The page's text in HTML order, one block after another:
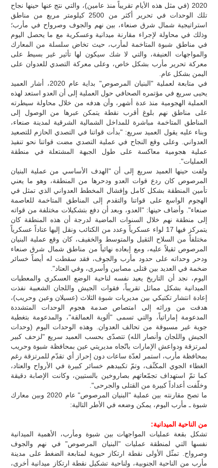
2020 (في مثل هذه الأيام تقريباً منذ عامين)، والتي نتج عنها حينها نجاح
تلك الوحدات في تحرير أكثر من 2500 كيلومتر مربع من مناطق
استراتيجية شمال شرق صنعاء، بين نهم والجوف وصرواح في مأرب؛
وذلك في محاولة لإجراء مقارنة ميدانية وعسكرية مع ما يحصل اليوم
في مناطق شبوة المتاخمة لمأرب، حيث تخاض سلسلة من المعارك
والمواجهات العنيفة، والتي لا شك سيكون لها تأثير غير بسيط على
معركة تحرير مأرب بشكل خاص، وعلى معركة التصدي للعدوان على
اليمن بشكل عام.
في متابعة لعملية "البنيان المرصوص" بداية عام 2020، أشار العميد
يحيى سريع في مؤتمره الصحافي حول العملية إلى أن العدو استعد لهذه
العملية الهجومية منذ عدة أشهر، وأن هدفه من خلال محاولة سيطرته
على مناطق نهم بلوغ أقرب نقطة يتمكن عبرها من الوصول إلى
المناطق المتاخمة مباشرة للمداخل الشمالية الشرقية لمدينة صنعاء،
وبناء عليه يقول العميد سريع: "بدأت قواتنا في التصدي الحازم للتصعيد
العدواني. وعلى وقع النجاح في عملية التصدي مضت قواتنا نحو تنفيذ
عملية هجومية معاكسة على طول الجبهة المشتعلة في منطقة
العمليات".
ولفت حينها العميد سريع إلى أن "الهدف الأساسي من عملية البنيان
المرصوص كان ردع قوات العدو ودحرها من المنطقة، وهو ما يعني
تأمين المنطقة بشكل كامل وإفشال المخطط العدواني الذي تمثل في
الهجوم الواسع على قواتنا والتقدم إلى المناطق المتاخمة للعاصمة
صنعاء". وأضاف حينها: "العدو، وبعد أن دفع بتشكيلات مختلفة من قواته
إلى منطقة نهم خلال السنوات الماضية لدرجة أن هذه المنطقة كان
يتمركز فيها 17 لواء عسكرياً وعدد من الكتائب ونقل إليها عتاداً عسكرياً
مختلفاً من السلاح الثقيل والمتوسط والخفيف، كان وقع عملية البنيان
المرصوص ثقيلاً عليه، ومع إبعاده نهائياً من مناطق شمال شرق صنعاء
ودحر وحداته على حدود مأرب والجوف، فقد سقطت له أيضاً خسائر
ضخمة في العديد بين قتلى مصابين وأسرى، وفي العتاد".
اليوم، نجد أن التاريخ يعيد نفسه لناحية الوضع العسكري والمعطيات
الميدانية بشكل مماثل تقريباً، فقوات الجيش واللجان الشعبية نفذت
إعادة انتشار تكتيكي بين مديريات شبوة الثلاث (عسيلان وعين وحريب)،
هدفت من ورائه إلى امتصاص صدمة هجوم الوحدات المتشددة
المدعومة إماراتياً، والتي تسمى "ألوية العمالقة"، والمدعومة بتغطية
جوية غير مسبوقة من تحالف العدوان. وهذه الوحدات اليوم (وحدات
الجيش واللجان وأنصار الله) تتصدّى بحسب العميد سريع "لزحف كبير
لمرتزقة ودواعش الإمارات باتّجاه مديريتي عين بمحافظة شبوة وحريب
بمحافظة مأرب، استمر لعدّة ساعات دون إحراز أي تقدّم للمرتزقة رغم
الغطاء الجوي المكثّف، وتمّ تكبيدهم خسائر كبيرة في الأرواح والعتاد،
كما تمّ استهداف تجمّعاتهم بصاروخين بالستيين، وكانت الإصابة دقيقة
وخلّفت أعداداً كبيرة من القتلى والجرحى".
ما تصح مقارنته بين عملية "البنيان المرصوص" عام 2020 وبين معارك
شبوة ـ مأرب اليوم، يمكن وضعه في الأطر التالية:
من الناحية الميدانية:
تشكل بقعة عمليات المواجهات بين شبوة ومأرب، الأهمية الميدانية
نفسها التي لمنطقة عمليات "البنيان المرصوص" في نهم والجوف
وصرواح. تمثّل الأولى نقطة ارتكاز حيوية لمتابعة الضغط على مدينة
مأرب من الناحية الجنوبية، ولناحية تشكيل نقطة ارتكاز ميدانية أخرى،